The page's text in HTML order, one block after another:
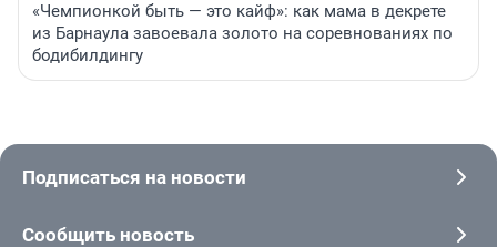
«Чемпионкой быть — это кайф»: как мама в декрете
из Барнаула завоевала золото на соревнованиях по
бодибилдингу
Подписаться на новости
Сообщить новость